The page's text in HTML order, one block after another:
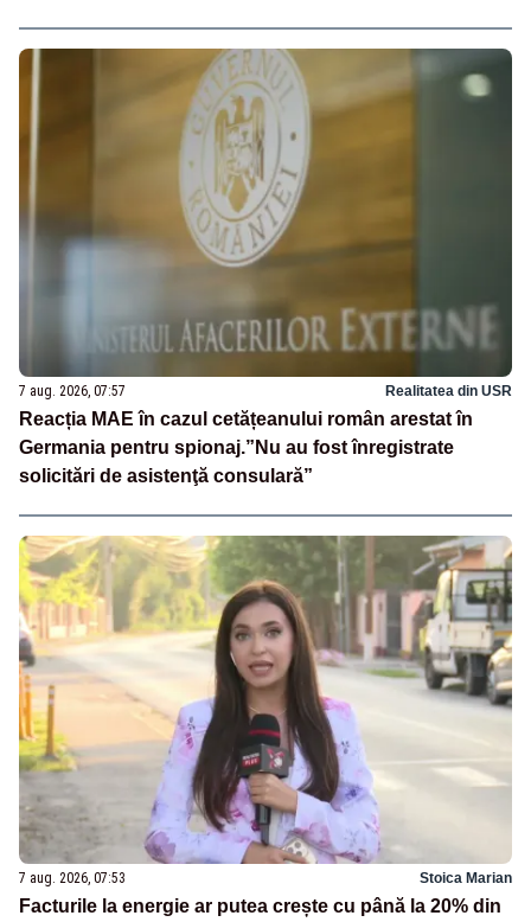
7 aug. 2026, 07:57 Realitatea din USR
Reacția MAE în cazul cetățeanului român arestat în
Germania pentru spionaj.”Nu au fost înregistrate
solicitări de asistenţă consulară”
7 aug. 2026, 07:53 Stoica Marian
Facturile la energie ar putea crește cu până la 20% din